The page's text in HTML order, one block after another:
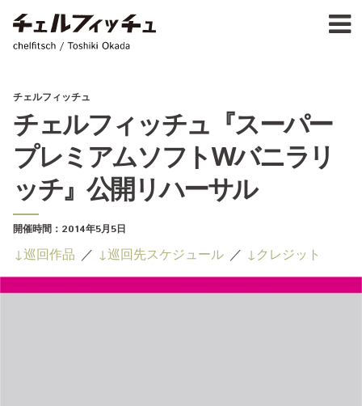
chelfitsch / toshiki okada
Ja
FOR
チェルフィッチュ
チェルフィッチュ『スーパー
プレミアムソフトWバニラリ
ッチ』公開リハーサル
開催時間： 2014年5月5日
巡回作品 巡回先スケジュール クレジット